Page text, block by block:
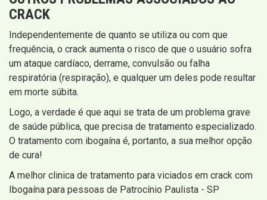
CRACK
Independentemente de quanto se utiliza ou com que
frequência, o crack aumenta o risco de que o usuário sofra
um ataque cardíaco, derrame, convulsão ou falha
respiratória (respiração), e qualquer um deles pode resultar
em morte súbita.
Logo, a verdade é que aqui se trata de um problema grave
de saúde pública, que precisa de tratamento especializado.
O tratamento com ibogaína é, portanto, a sua melhor opção
de cura!
A melhor clinica de tratamento para viciados em crack com
Ibogaína para pessoas de Patrocínio Paulista - SP